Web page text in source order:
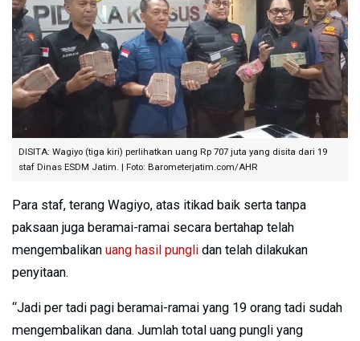
DISITA: Wagiyo (tiga kiri) perlihatkan uang Rp 707 juta yang disita dari 19
staf Dinas ESDM Jatim. | Foto: Barometerjatim.com/AHR
Para staf, terang Wagiyo, atas itikad baik serta tanpa
paksaan juga beramai-ramai secara bertahap telah
mengembalikan uang hasil pungli dan telah dilakukan
penyitaan.
“Jadi per tadi pagi beramai-ramai yang 19 orang tadi sudah
mengembalikan dana. Jumlah total uang pungli yang